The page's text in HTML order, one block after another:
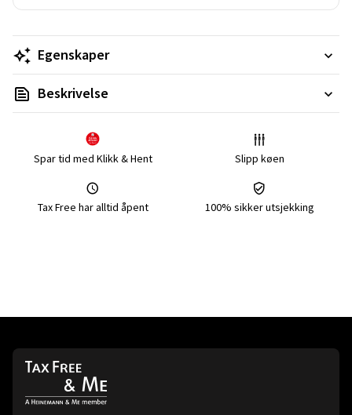
Egenskaper
Beskrivelse
Spar tid med Klikk & Hent Slipp køen
Tax Free har alltid åpent 100% sikker utsjekking